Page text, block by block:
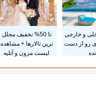
و خارجی
رو از دست
نده
تا 50% تخفیف مجلل
ترین تالارها + مشاهده
لیست مزون و آتلیه